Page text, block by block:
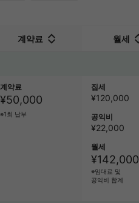
계약료 월세
계약료
¥50,000
※1회 납부
집세
¥120,000
공익비
¥22,000
월세
¥142,000
※임대료 및
공익비 합계